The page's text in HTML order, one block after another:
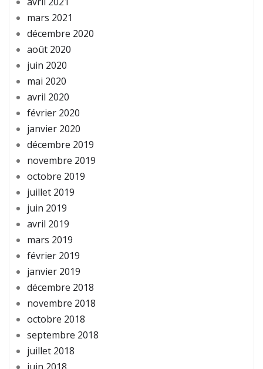
mars 2021
décembre 2020
août 2020
juin 2020
mai 2020
avril 2020
février 2020
janvier 2020
décembre 2019
novembre 2019
octobre 2019
juillet 2019
juin 2019
avril 2019
mars 2019
février 2019
janvier 2019
décembre 2018
novembre 2018
octobre 2018
septembre 2018
juillet 2018